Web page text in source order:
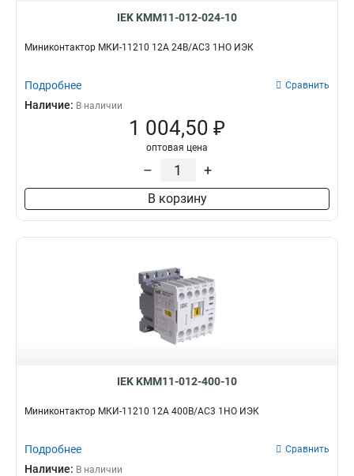
IEK KMM11-012-024-10
Миниконтактор МКИ-11210 12А 24В/АС3 1НО ИЭК
Подробнее Сравнить
Наличие: В наличии
1 004,50 ₽
оптовая цена
– +
В корзину
IEK KMM11-012-400-10
Миниконтактор МКИ-11210 12А 400В/АС3 1НО ИЭК
Подробнее Сравнить
Наличие: В наличии